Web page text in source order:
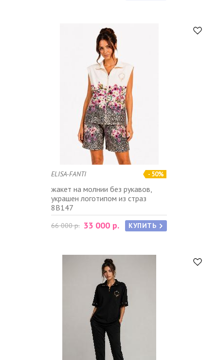
- 50%
ELISA-FANTI
жакет на молнии без рукавов,
украшен логотипом из страз
8B147
66 000 р. 33 000 р. КУПИТЬ